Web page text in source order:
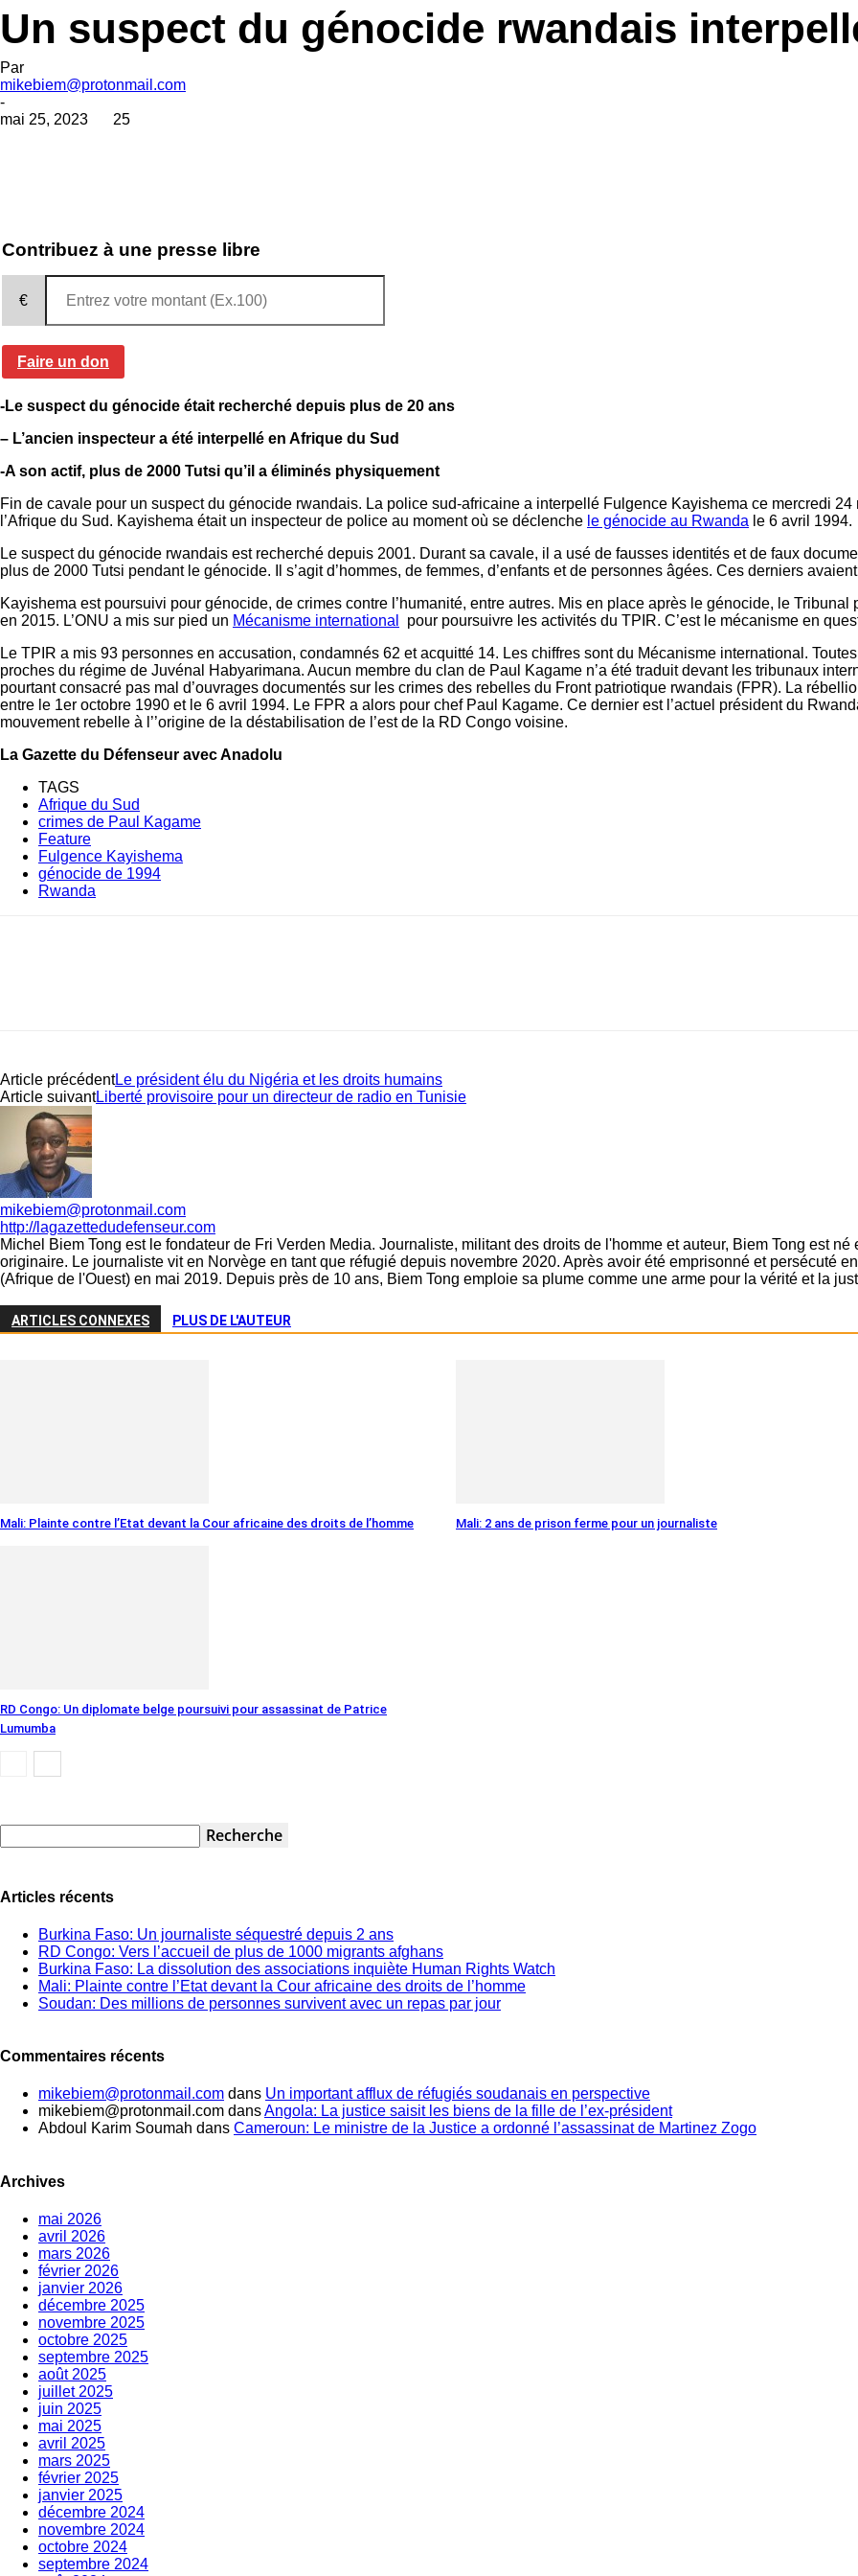
Un suspect du génocide rwandais
Par
mikebiem@protonmail.com
-
mai 25, 2023
25
Contribuez à une presse libre
€
Faire un don
-Le suspect du génocide était recherché depuis plus de 20 ans
– L’ancien inspecteur a été interpellé en Afrique du Sud
-A son actif, plus de 2000 Tutsi qu’il a éliminés physiquement
Fin de cavale pour un suspect du génocide rwandais. La police sud-africaine a interpellé Fulgence Kayishema ce mercredi
l’Afrique du Sud. Kayishema était un inspecteur de police au moment où se déclenche le génocide au Rwanda le 6 avril 1994.
Le suspect du génocide rwandais est recherché depuis 2001. Durant sa cavale, il a usé de fausses identités et de faux
plus de 2000 Tutsi pendant le génocide. Il s’agit d’hommes, de femmes, d’enfants et de personnes âgées. Ces derniers
Kayishema est poursuivi pour génocide, de crimes contre l’humanité, entre autres. Mis en place après le génocide, le
en 2015. L’ONU a mis sur pied un Mécanisme international
pour poursuivre les activités du TPIR. C’est le mécanisme en
Le TPIR a mis 93 personnes en accusation, condamnés 62 et acquitté 14. Les chiffres sont du Mécanisme international.
proches du régime de Juvénal Habyarimana. Aucun membre du clan de Paul Kagame n’a été traduit devant les tribunaux
pourtant consacré pas mal d’ouvrages documentés sur les crimes des rebelles du Front patriotique rwandais (FPR). La
entre le 1er octobre 1990 et le 6 avril 1994. Le FPR a alors pour chef Paul Kagame. Ce dernier est l’actuel président du
mouvement rebelle à l’’origine de la déstabilisation de l’est de la RD Congo voisine.
La Gazette du Défenseur avec Anadolu
TAGS
Afrique du Sud
crimes de Paul Kagame
Feature
Fulgence Kayishema
génocide de 1994
Rwanda
Article précédentLe président élu du Nigéria et les droits humains
Article suivantLiberté provisoire pour un directeur de radio en Tunisie
mikebiem@protonmail.com
http://lagazettedudefenseur.com
Michel Biem Tong est le fondateur de Fri Verden Media. Journaliste, militant des droits de l'homme et auteur, Biem Tong est
originaire. Le journaliste vit en Norvège en tant que réfugié depuis novembre 2020. Après avoir été emprisonné et persécuté
(Afrique de l'Ouest) en mai 2019. Depuis près de 10 ans, Biem Tong emploie sa plume comme une arme pour la vérité et la
ARTICLES CONNEXES PLUS DE L'AUTEUR
Mali: Plainte contre l’Etat devant la Cour africaine des droits de l’homme Mali: 2 ans de prison ferme pour un journaliste
RD Congo: Un diplomate belge poursuivi pour assassinat de Patrice
Lumumba
Articles récents
Burkina Faso: Un journaliste séquestré depuis 2 ans
RD Congo: Vers l’accueil de plus de 1000 migrants afghans
Burkina Faso: La dissolution des associations inquiète Human Rights Watch
Mali: Plainte contre l’Etat devant la Cour africaine des droits de l’homme
Soudan: Des millions de personnes survivent avec un repas par jour
Commentaires récents
mikebiem@protonmail.com dans Un important afflux de réfugiés soudanais en perspective
mikebiem@protonmail.com dansAngola: La justice saisit les biens de la fille de l’ex-président
Abdoul Karim Soumah dans Cameroun: Le ministre de la Justice a ordonné l’assassinat de Martinez Zogo
Archives
mai 2026
avril 2026
mars 2026
février 2026
janvier 2026
décembre 2025
novembre 2025
octobre 2025
septembre 2025
août 2025
juillet 2025
juin 2025
mai 2025
avril 2025
mars 2025
février 2025
janvier 2025
décembre 2024
novembre 2024
octobre 2024
septembre 2024